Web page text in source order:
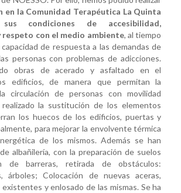
en la Comunidad Terapéutica La Quinta
condiciones de accesibilidad,
con el medio ambiente, al tiempo
de respuesta a las demandas de
personas con problemas de adicciones.
obras de acerado y asfaltado en el
edificios, de manera que permitan la
circulación de personas con movilidad
la sustitución de los elementos
los huecos de los edificios, puertas y
para mejorar la envolvente térmica
de los mismos. Además se han
albañilería, con la preparación de suelos
de barreras, retirada de obstáculos:
árboles; Colocación de nuevas aceras,
existentes y enlosado de las mismas. Se ha